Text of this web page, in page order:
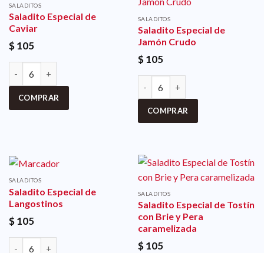
SALADITOS
Saladito Especial de
Caviar
$105
COMPRAR
SALADITOS
Saladito Especial de
Jamón Crudo
$105
COMPRAR
SALADITOS
Saladito Especial de
Langostinos
$105
SALADITOS
Saladito Especial de Tostín
con Brie y Pera
caramelizada
$105